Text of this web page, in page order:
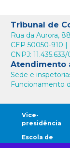
Tribunal de
Rua da Aurora,
CEP 50050-910 |
CNPJ:
Atendimento
Sede e
Funcionamento
Vice-
presidência
Escola de
Contas